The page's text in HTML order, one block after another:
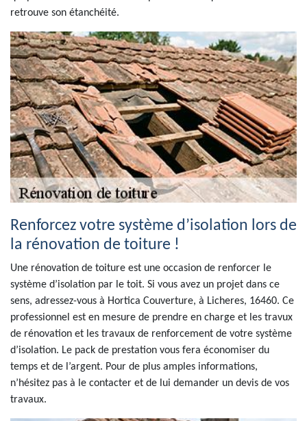
retrouve son étanchéité.
Renforcez votre système d’isolation lors de
la rénovation de toiture !
Une rénovation de toiture est une occasion de renforcer le
système d’isolation par le toit. Si vous avez un projet dans ce
sens, adressez-vous à Hortica Couverture, à Licheres, 16460. Ce
professionnel est en mesure de prendre en charge et les travux
de rénovation et les travaux de renforcement de votre système
d’isolation. Le pack de prestation vous fera économiser du
temps et de l’argent. Pour de plus amples informations,
n’hésitez pas à le contacter et de lui demander un devis de vos
travaux.